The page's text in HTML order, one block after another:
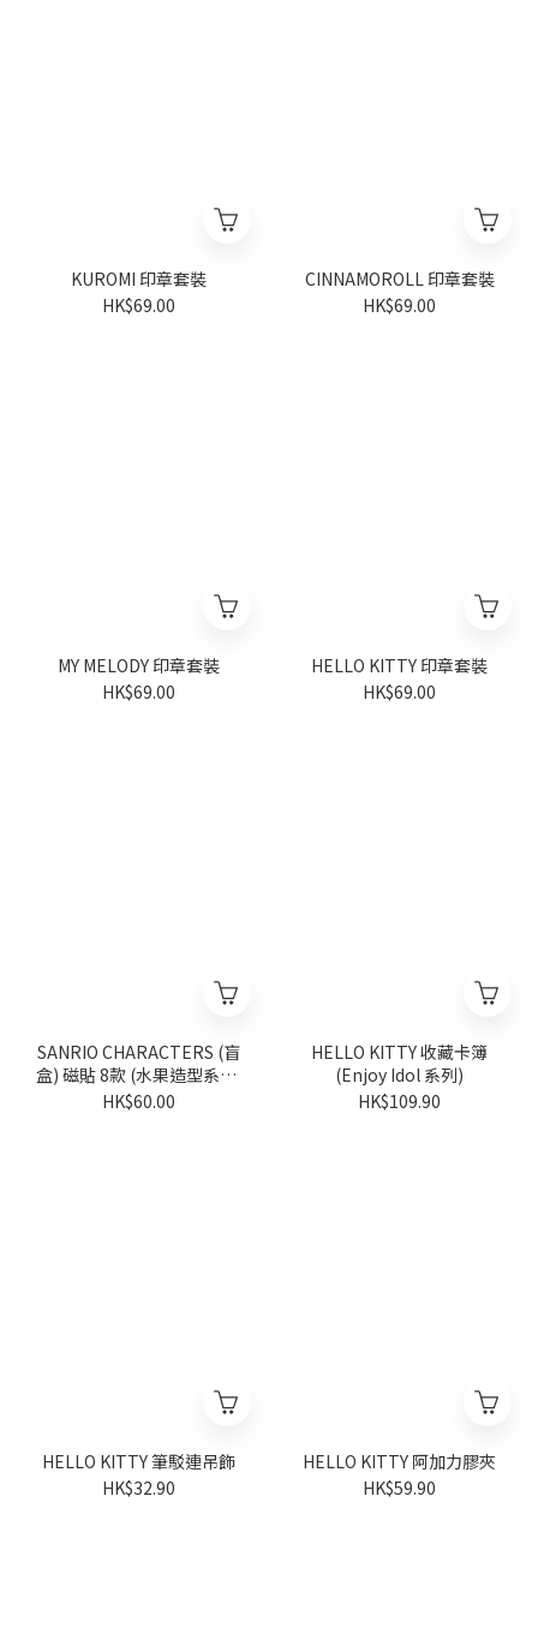
KUROMI 印章套裝
HK$69.00
CINNAMOROLL 印章套裝
HK$69.00
MY MELODY 印章套裝
HK$69.00
HELLO KITTY 印章套裝
HK$69.00
SANRIO CHARACTERS (盲
盒) 磁貼 8款 (水果造型系列)
(隨機派發)
HK$60.00
HELLO KITTY 收藏卡簿
(Enjoy Idol 系列)
HK$109.90
HELLO KITTY 筆駁連吊飾
HK$32.90
HELLO KITTY 阿加力膠夾
HK$59.90